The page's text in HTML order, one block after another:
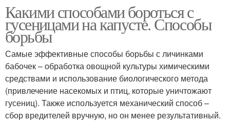
Какими способами бороться с
гусеницами на капусте. Способы
борьбы
Самые эффективные способы борьбы с личинками
бабочек – обработка овощной культуры химическими
средствами и использование биологического метода
(привлечение насекомых и птиц, которые уничтожают
гусениц). Также используется механический способ –
сбор вредителей вручную, но он менее результативный.